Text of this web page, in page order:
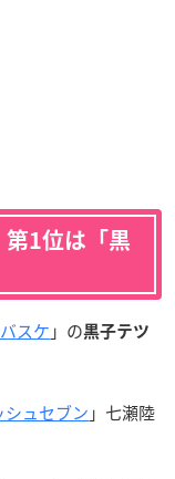
第1位は「黒
スケ 」の黒子テツ
シュセブン 」七瀬陸